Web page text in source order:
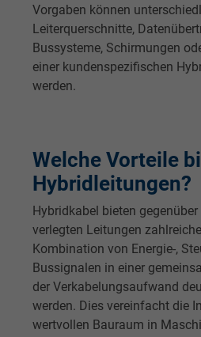
Vorgaben können
Leiterquerschnitte,
Bussysteme, Schirmungen
einer kundenspezifischen
werden.
Welche Vorteile
Hybridleitungen?
Hybridkabel bieten
verlegten Leitungen
Kombination von Energie-,
Bussignalen in einer
der Verkabelungsaufwand
werden. Dies vereinfacht die
wertvollen Bauraum in